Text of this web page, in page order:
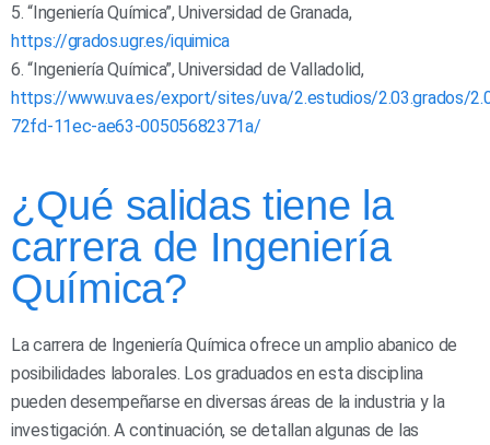
5. “Ingeniería Química”, Universidad de Granada,
https://grados.ugr.es/iquimica
6. “Ingeniería Química”, Universidad de Valladolid,
https://www.uva.es/export/sites/uva/2.estudios/2.03.grados/
72fd-11ec-ae63-00505682371a/
¿Qué salidas tiene la
carrera de Ingeniería
Química?
La carrera de Ingeniería Química ofrece un amplio abanico de
posibilidades laborales. Los graduados en esta disciplina
pueden desempeñarse en diversas áreas de la industria y la
investigación. A continuación, se detallan algunas de las